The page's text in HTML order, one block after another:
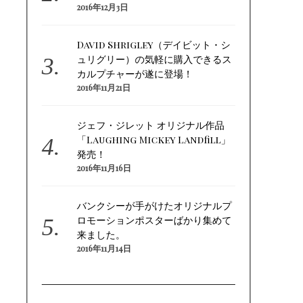
2016年12月3日
David Shrigley（デイビット・シ
ュリグリー）の気軽に購入できるス
カルプチャーが遂に登場！
2016年11月21日
ジェフ・ジレット オリジナル作品
「Laughing Mickey Landfill」
発売！
2016年11月16日
バンクシーが手がけたオリジナルプ
ロモーションポスターばかり集めて
来ました。
2016年11月14日